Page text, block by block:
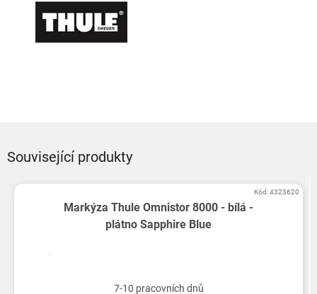
Související produkty
Markýza Thule Omnistor 8000 - bílá -
plátno Sapphire Blue
7-10 pracovních dnů
Kód:4323620